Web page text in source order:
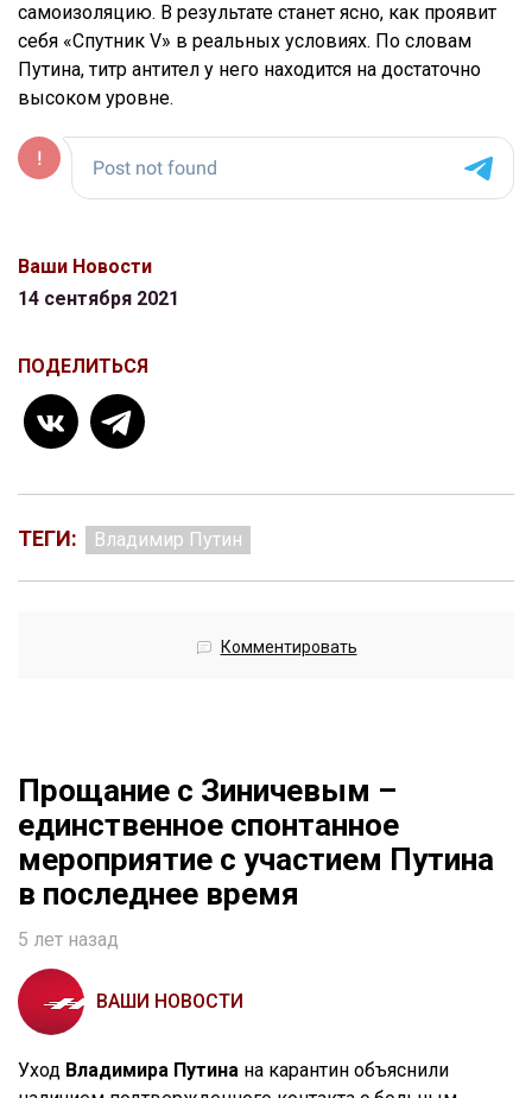
самоизоляцию. В результате станет ясно, как проявит
себя «Спутник V» в реальных условиях. По словам
Путина, титр антител у него находится на достаточно
высоком уровне.
Ваши Новости
14 сентября 2021
ПОДЕЛИТЬСЯ
ТЕГИ: Владимир Путин
Комментировать
Прощание с Зиничевым –
единственное спонтанное
мероприятие с участием Путина
в последнее время
5 лет назад
ВАШИ НОВОСТИ
Уход Владимира Путина на карантин объяснили